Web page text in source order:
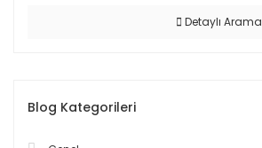
Detaylı Arama
Blog Kategorileri